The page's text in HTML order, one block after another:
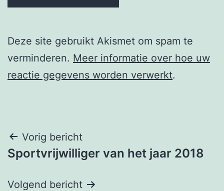
Deze site gebruikt Akismet om spam te
verminderen. Meer informatie over hoe uw
reactie gegevens worden verwerkt.
Berichtnavigatie
Vorig bericht
Sportvrijwilliger van het jaar 2018
Volgend bericht